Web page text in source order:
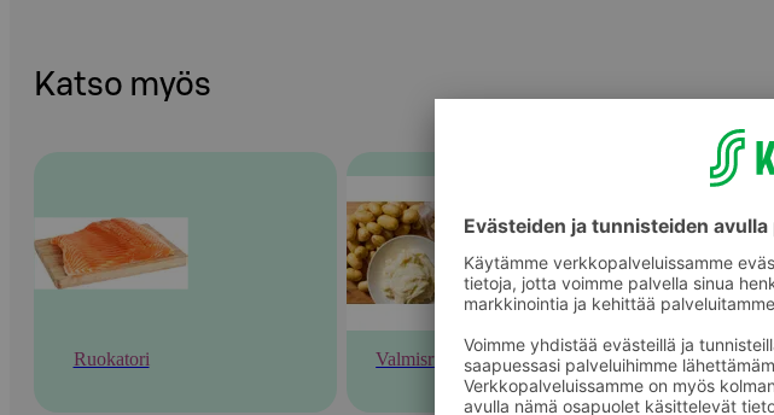
Katso myös
Ruokatori Valmisruoka Valmiit ateriat